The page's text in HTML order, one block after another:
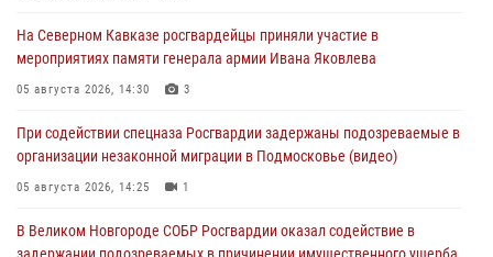
На Северном Кавказе росгвардейцы приняли участие в
мероприятиях памяти генерала армии Ивана Яковлева
05 августа 2026, 14:30 3
При содействии спецназа Росгвардии задержаны подозреваемые в
организации незаконной миграции в Подмосковье (видео)
05 августа 2026, 14:25 1
В Великом Новгороде СОБР Росгвардии оказал содействие в
задержании подозреваемых в причинении имущественного ущерба